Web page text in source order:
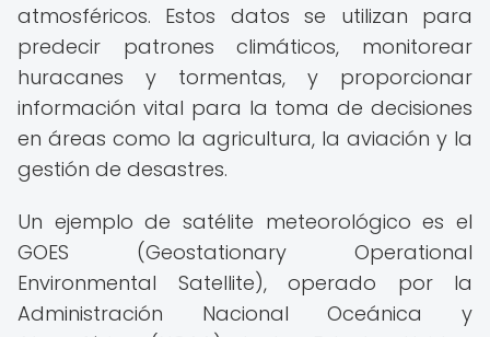
atmosféricos. Estos datos se utilizan para
predecir patrones climáticos, monitorear
huracanes y tormentas, y proporcionar
información vital para la toma de decisiones
en áreas como la agricultura, la aviación y la
gestión de desastres.
Un ejemplo de satélite meteorológico es el
GOES (Geostationary Operational
Environmental Satellite), operado por la
Administración Nacional Oceánica y